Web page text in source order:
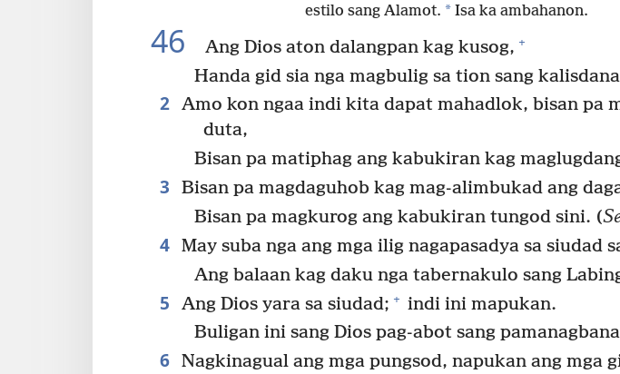
estilo sang Alamot. * Isa ka ambahanon.
46 Ang Dios aton dalangpan kag kusog, +
Handa gid sia nga magbulig sa tion sang
2 Amo kon ngaa indi kita dapat mahadlok, bisan pa
duta,
Bisan pa matiphag ang kabukiran kag
3 Bisan pa magdaguhob kag mag-alimbukad ang
Bisan pa magkurog ang kabukiran tungod sini. (
4 May suba nga ang mga ilig nagapasadya sa siudad
Ang balaan kag daku nga tabernakulo sang
5 Ang Dios yara sa siudad; + indi ini mapukan.
Buligan ini sang Dios pag-abot sang
6 Nagkinagual ang mga pungsod, napukan ang mga